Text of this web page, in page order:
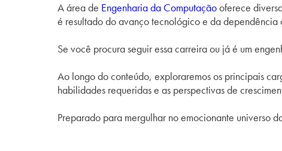
A área de Engenharia da Computaçãooferece
é resultado do avanço tecnológico e da dependência
Se você procura seguir essa carreira ou já é um
Ao longo do conteúdo, exploraremos os principais
habilidades requeridas e as perspectivas de
Preparado para mergulhar no emocionante universo